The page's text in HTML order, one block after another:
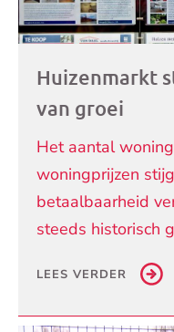
Huizenmarkt
van groei
Het aantal
woningprijzen
betaalbaarheid
steeds historisch
LEES VERDER